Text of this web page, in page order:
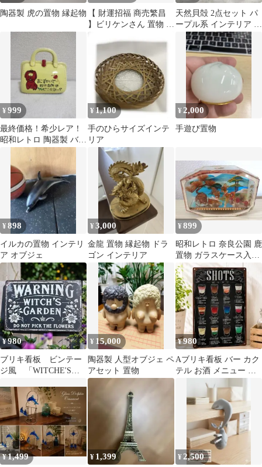
陶器製 虎の置物 縁起物
【 財運招福 商売繁昌
】ビリケンさん 置物 3
天然貝殻 2点セット パ
ープル系 インテリア 置
¥999
最終価格！希少レア！
昭和レトロ 陶器製 バッ
¥1,100
手のひらサイズインテ
リア
¥ 2,000
手遊び置物
¥898
イルカの置物 インテリ
ア オブジェ
¥3,000
金龍 置物 縁起物 ドラ
ゴン インテリア
¥899
昭和レトロ 奈良公園 鹿
置物 ガラスケース入り
インテリア
¥980
ブリキ看板 ビンテー
ジ風 「WITCHE'S
¥ 15,000
陶器製 人型オブジェ ペ
アセット 置物
¥980
Aブリキ看板 バー カク
テル お酒 メニュー ア
メリカン雑貨 カフェ イ
ンテリア
¥1,499 ¥ 1,399 ¥2,500